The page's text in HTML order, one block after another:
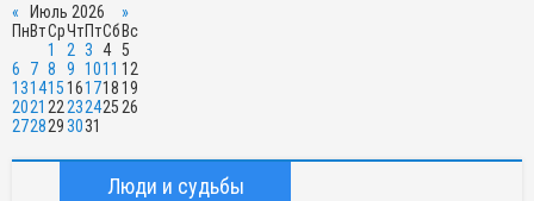
« Июль 2026
»
ПнВтСрЧтПтСбВс
1
2 3 4 5
6
7 8 9 1011 12
13141516171819
2021 22 232425 26
2728293031
Люди и судьбы